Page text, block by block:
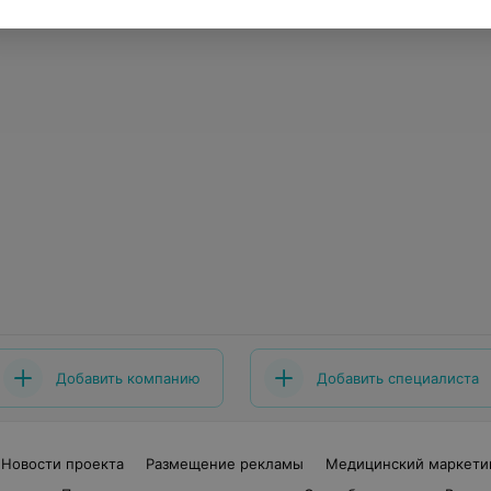
Добавить компанию Добавить специалиста
Новости проекта Размещение рекламы
Медицинский